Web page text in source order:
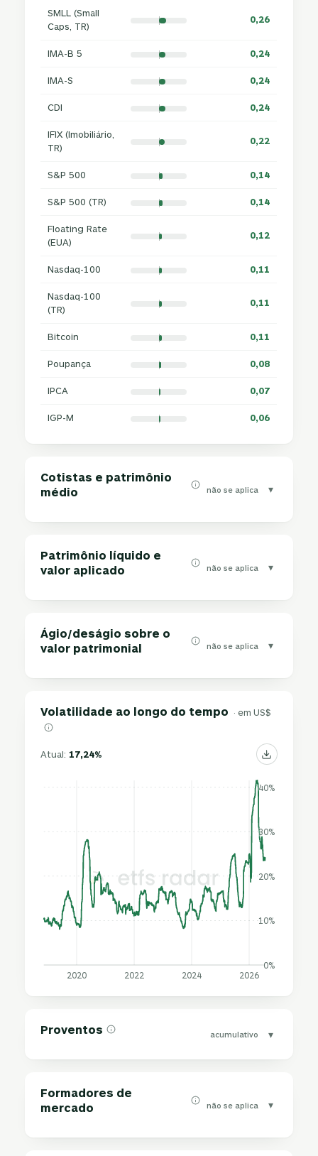
SMLL (Small
Caps, TR)
0,26
IMA-B 5 0,24
IMA-S 0,24
CDI 0,24
IFIX (Imobiliário,
TR)
0,22
S&P 500 0,14
S&P 500 (TR) 0,14
Floating Rate
(EUA)
0,12
Nasdaq-100 0,11
Nasdaq-100
(TR)
0,11
Bitcoin 0,11
Poupança 0,08
IPCA 0,07
IGP-M 0,06
Cotistas e patrimônio
médio
não se aplica ▾
Patrimônio líquido e
valor aplicado
não se aplica ▾
Ágio/deságio sobre o
valor patrimonial
não se aplica ▾
Volatilidade ao longo do tempo · em US$
Atual:17,24%
0%
10%
20%
30%
40%
2020 2022 2024 2026
Proventos acumulativo ▾
Formadores de
mercado
não se aplica ▾